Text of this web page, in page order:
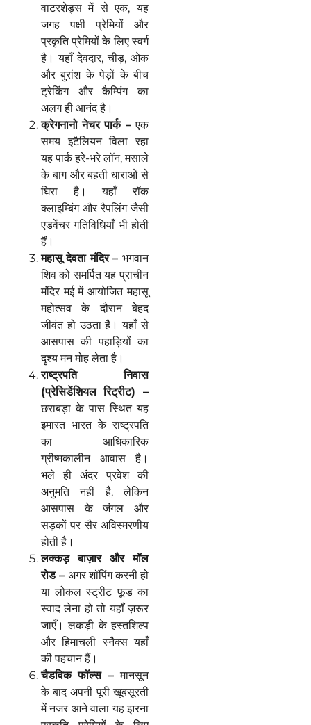
वाटरशेड्स में से एक, यह
जगह पक्षी प्रेमियों और
प्रकृति प्रेमियों के लिए स्वर्ग
है। यहाँ देवदार, चीड़, ओक
और बुरांश के पेड़ों के बीच
ट्रेकिंग और कैम्पिंग का
अलग ही आनंद है।
क्रेगनानो नेचर पार्क –एक
समय इटैलियन विला रहा
यह पार्क हरे-भरे लॉन, मसाले
के बाग और बहती धाराओं से
घिरा है। यहाँ रॉक
क्लाइम्बिंग और रैपलिंग जैसी
एडवेंचर गतिविधियाँ भी होती
हैं।
महासू देवता मंदिर – भगवान
शिव को समर्पित यह प्राचीन
मंदिर मई में आयोजित महासू
महोत्सव के दौरान बेहद
जीवंत हो उठता है। यहाँ से
आसपास की पहाड़ियों का
दृश्य मन मोह लेता है।
राष्ट्रपति निवास
(प्रेसिडेंशियल रिट्रीट) –
छराबड़ा के पास स्थित यह
इमारत भारत के राष्ट्रपति
का आधिकारिक
ग्रीष्मकालीन आवास है।
भले ही अंदर प्रवेश की
अनुमति नहीं है, लेकिन
आसपास के जंगल और
सड़कों पर सैर अविस्मरणीय
होती है।
लक्कड़ बाज़ार और मॉल
रोड – अगर शॉपिंग करनी हो
या लोकल स्ट्रीट फूड का
स्वाद लेना हो तो यहाँ ज़रूर
जाएँ। लकड़ी के हस्तशिल्प
और हिमाचली स्नैक्स यहाँ
की पहचान हैं।
चैडविक फॉल्स –मानसून
के बाद अपनी पूरी खूबसूरती
में नजर आने वाला यह झरना